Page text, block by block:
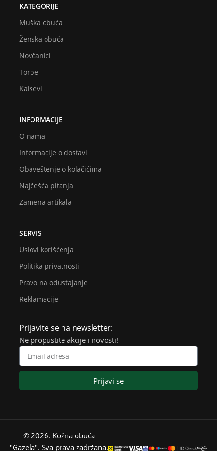
KATEGORIJE
Muška obuća
Ženska obuća
Novčanici
Torbe
Kaisevi
INFORMACIJE
O nama
Informacije o dostavi
Obaveštenje o kolačićima
Najčešća pitanja
Zamena artikala
SERVIS
Uslovi korišćenja
Politika privatnosti
Pravo na odustajanje
Reklamacije
Prijavite se na newsletter:
Ne propustite akcije i novosti!
Prijavi se
© 2026. Kožna obuća
"Gazela". Sva prava zadržana.